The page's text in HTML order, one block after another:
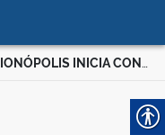
de
PREFEITURA DE CURIONÓPOLIS INICIA CONSTRUÇÃO DE MAIS UMA ESCOLA MUNICIPAL